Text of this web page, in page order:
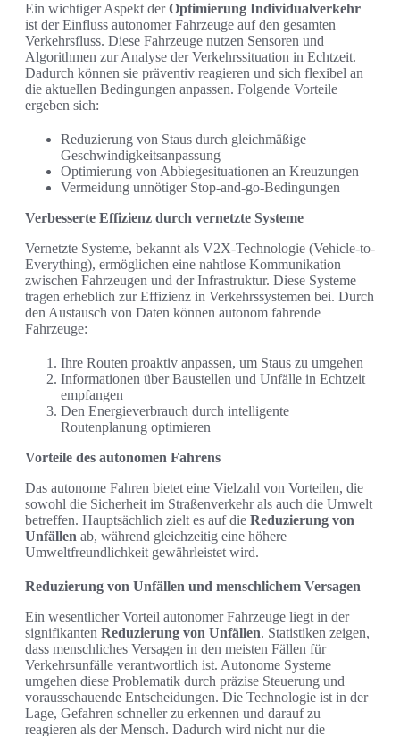
Ein wichtiger Aspekt derOptimierung Individualverkehr
ist der Einfluss autonomer Fahrzeuge auf den gesamten
Verkehrsfluss. Diese Fahrzeuge nutzen Sensoren und
Algorithmen zur Analyse der Verkehrssituation in Echtzeit.
Dadurch können sie präventiv reagieren und sich flexibel an
die aktuellen Bedingungen anpassen. Folgende Vorteile
ergeben sich:
Reduzierung von Staus durch gleichmäßige
Geschwindigkeitsanpassung
Optimierung von Abbiegesituationen an Kreuzungen
Vermeidung unnötiger Stop-and-go-Bedingungen
Verbesserte Effizienz durch vernetzte Systeme
Vernetzte Systeme, bekannt als V2X-Technologie (Vehicle-to-
Everything), ermöglichen eine nahtlose Kommunikation
zwischen Fahrzeugen und der Infrastruktur. Diese Systeme
tragen erheblich zur Effizienz in Verkehrssystemen bei. Durch
den Austausch von Daten können autonom fahrende
Fahrzeuge:
Ihre Routen proaktiv anpassen, um Staus zu umgehen
Informationen über Baustellen und Unfälle in Echtzeit
empfangen
Den Energieverbrauch durch intelligente
Routenplanung optimieren
Vorteile des autonomen Fahrens
Das autonome Fahren bietet eine Vielzahl von Vorteilen, die
sowohl die Sicherheit im Straßenverkehr als auch die Umwelt
betreffen. Hauptsächlich zielt es auf die Reduzierung von
Unfällen ab, während gleichzeitig eine höhere
Umweltfreundlichkeit gewährleistet wird.
Reduzierung von Unfällen und menschlichem Versagen
Ein wesentlicher Vorteil autonomer Fahrzeuge liegt in der
signifikanten Reduzierung von Unfällen. Statistiken zeigen,
dass menschliches Versagen in den meisten Fällen für
Verkehrsunfälle verantwortlich ist. Autonome Systeme
umgehen diese Problematik durch präzise Steuerung und
vorausschauende Entscheidungen. Die Technologie ist in der
Lage, Gefahren schneller zu erkennen und darauf zu
reagieren als der Mensch. Dadurch wird nicht nur die